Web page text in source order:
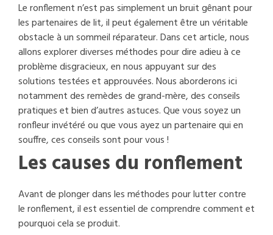
Le ronflement n’est pas simplement un bruit gênant pour
les partenaires de lit, il peut également être un véritable
obstacle à un sommeil réparateur. Dans cet article, nous
allons explorer diverses méthodes pour dire adieu à ce
problème disgracieux, en nous appuyant sur des
solutions testées et approuvées. Nous aborderons ici
notamment des remèdes de grand-mère, des conseils
pratiques et bien d’autres astuces. Que vous soyez un
ronfleur invétéré ou que vous ayez un partenaire qui en
souffre, ces conseils sont pour vous !
Les causes du ronflement
Avant de plonger dans les méthodes pour lutter contre
le ronflement, il est essentiel de comprendre comment et
pourquoi cela se produit.